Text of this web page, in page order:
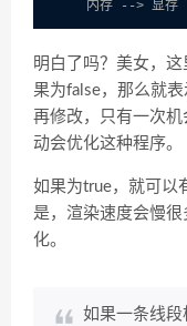
明白了吗？美女，
果为false，那么就
再修改，只有一次
动会优化这种程序。
如果为true，就可以
是，渲染速度会慢
化。
如果一条线段